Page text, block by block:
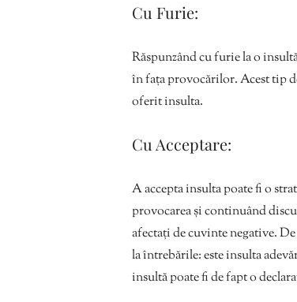
Cu Furie:
Răspunzând cu furie la o
în fața provocărilor. Acest tip
oferit insulta.
Cu Acceptare:
A accepta insulta poate fi o
provocarea și continuând
afectați de cuvinte negative.
la întrebările: este insulta
insultă poate fi de fapt o